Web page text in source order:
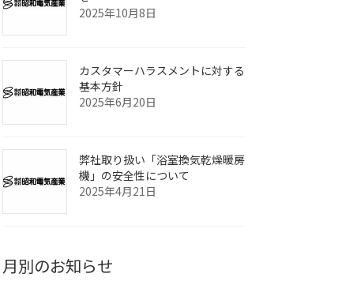
2025年10月8日
カスタマーハラスメントに対する
基本方針
2025年6月20日
弊社取り扱い「浴室換気乾燥暖房
機」の安全性について
2025年4月21日
月別のお知らせ